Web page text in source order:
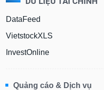
DataFeed
VietstockXLS
InvestOnline
Quảng cáo & Dịch vụ